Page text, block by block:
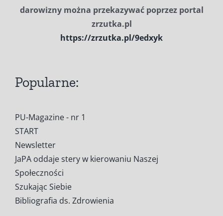
darowizny można przekazywać poprzez portal
zrzutka.pl
https://zrzutka.pl/9edxyk
Popularne:
PU-Magazine - nr 1
START
Newsletter
JaPA oddaje stery w kierowaniu Naszej
Społeczności
Szukając Siebie
Bibliografia ds. Zdrowienia